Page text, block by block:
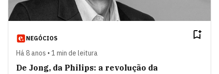
NEGÓCIOS
Há 8 anos • 1 min de leitura
De Jong, da Philips: a revolução da